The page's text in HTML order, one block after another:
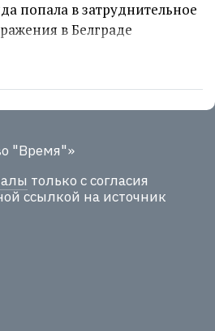
попала в затруднительное
в Белграде
"Время"»
только с согласия
ссылкой на источник